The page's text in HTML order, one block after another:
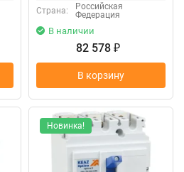
Страна:
Российская
Федерация
В наличии
82 578 ₽
В корзину
Новинка!